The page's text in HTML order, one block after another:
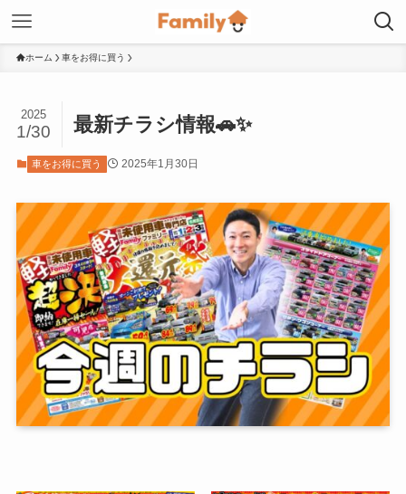
ホーム 車をお得に買う
最新チラシ情報🚗✨
2025
1/30
車をお得に買う 2025年1月30日